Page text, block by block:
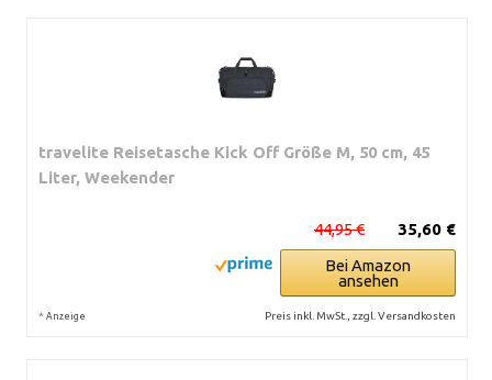
travelite Reisetasche Kick Off Größe M, 50 cm, 45
Liter, Weekender
35,60 €
44,95 €
Bei Amazon
ansehen
* Anzeige Preis inkl. MwSt., zzgl. Versandkosten